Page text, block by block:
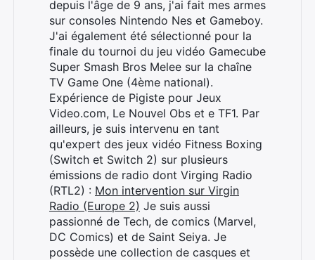
depuis l'âge de 9 ans, j'ai fait mes armes
sur consoles Nintendo Nes et Gameboy.
J'ai également été sélectionné pour la
finale du tournoi du jeu vidéo Gamecube
Super Smash Bros Melee sur la chaîne
TV Game One (4ème national).
Expérience de Pigiste pour Jeux
Video.com, Le Nouvel Obs et e TF1. Par
ailleurs, je suis intervenu en tant
qu'expert des jeux vidéo Fitness Boxing
(Switch et Switch 2) sur plusieurs
émissions de radio dont Virging Radio
(RTL2) : Mon intervention sur Virgin
Radio (Europe 2) Je suis aussi
passionné de Tech, de comics (Marvel,
DC Comics) et de Saint Seiya. Je
possède une collection de casques et